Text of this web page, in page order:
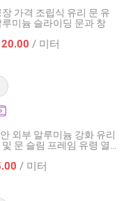
가격 조립식 유리 문 유
미늄 슬라이딩 문과 창
/ 미터
Co., Ltd.
외부 알루미늄 강화 유리
문 슬림 프레임 유령 열
/ 미터
Co., Ltd.